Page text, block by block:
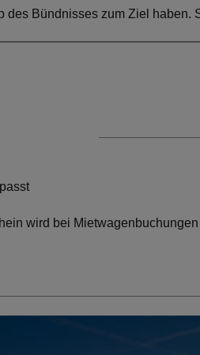
des Bündnisses zum Ziel haben.
wird bei